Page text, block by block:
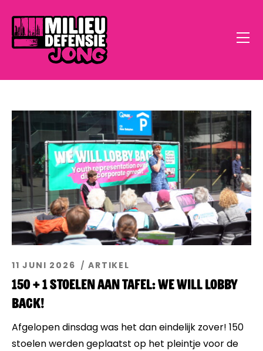
Home
Open Call
Doe Mee
Events
Over Ons
11 JUNI 2026 ARTIKEL
150 + 1 stoelen aan tafel: We Will Lobby
Back!
Afgelopen dinsdag was het dan eindelijk zover! 150
stoelen werden geplaatst op het pleintje voor de